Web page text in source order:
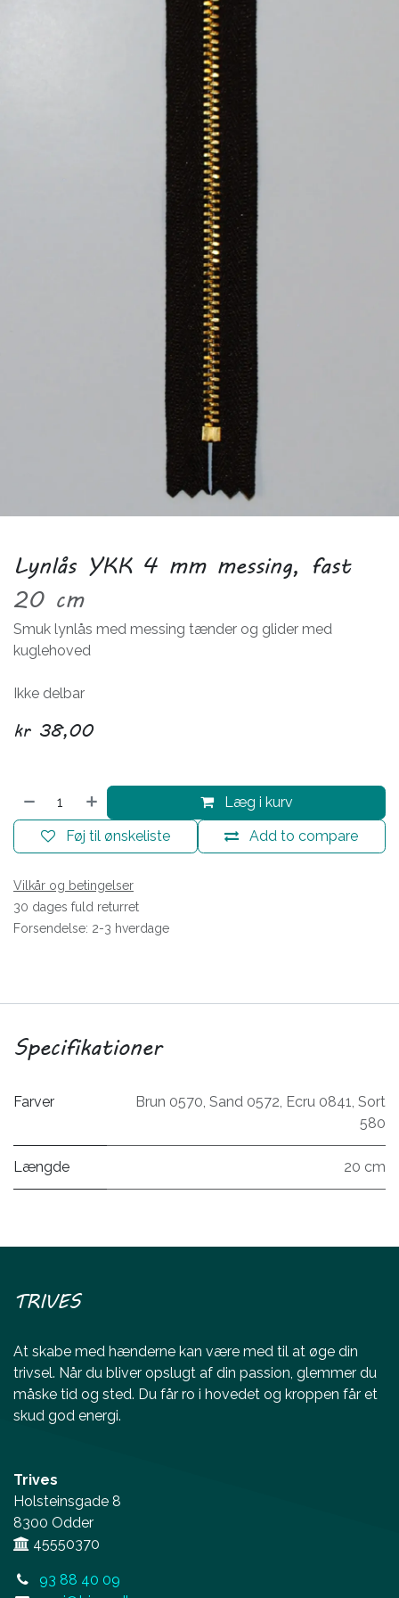
Lynlås YKK 4 mm messing, fast
20 cm
Smuk lynlås med messing tænder og glider med
kuglehoved
Ikke delbar
kr 38,00
Læg i kurv
Add to compare
Føj til ønskeliste
Vilkår og betingelser
30 dages fuld returret
Forsendelse: 2-3 hverdage
Specifikationer
Farver Brun 0570, Sand 0572, Ecru 0841, Sort
580
Længde 20 cm
TRIVES
At skabe med hænderne kan være med til at øge din
trivsel. Når du bliver opslugt af din passion, glemmer du
måske tid og sted. Du får ro i hovedet og kroppen får et
skud god energi.
Trives
Holsteinsgade 8
8300 Odder
45550370
93 88 40 09